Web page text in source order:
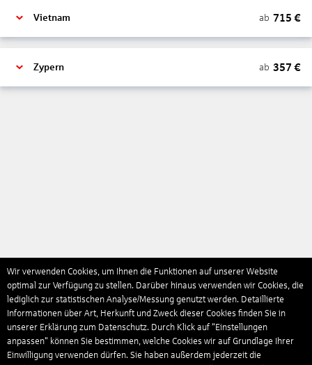
Vietnam ab 715 €
Zypern ab 357 €
Wir verwenden Cookies, um Ihnen die Funktionen auf unserer Website
optimal zur Verfügung zu stellen. Darüber hinaus verwenden wir Cookies, die
lediglich zur statistischen Analyse/Messung genutzt werden. Detaillierte
Informationen über Art, Herkunft und Zweck dieser Cookies finden Sie in
unserer Erklärung zum Datenschutz. Durch Klick auf "Einstellungen
anpassen" können Sie bestimmen, welche Cookies wir auf Grundlage Ihrer
Einwilligung verwenden dürfen. Sie haben außerdem jederzeit die